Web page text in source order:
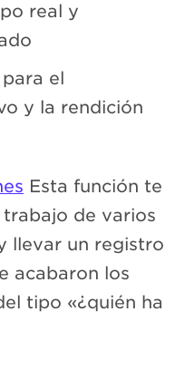
real y
el
y la rendición
Esta función te
de varios
llevar un registro
acabaron los
tipo «¿quién ha